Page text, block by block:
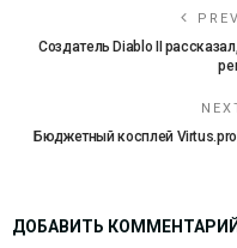
Создатель Diablo II
Бюджетный косплей
ДОБАВИТЬ